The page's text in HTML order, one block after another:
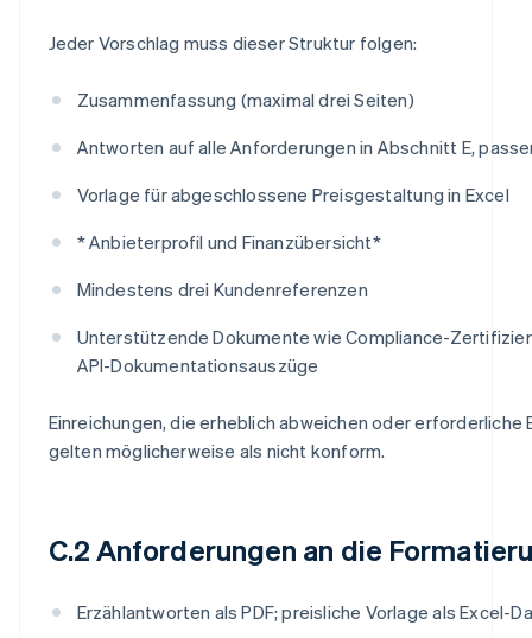
Jeder Vorschlag muss dieser Struktur folgen:
Zusammenfassung (maximal drei Seiten)
Antworten auf alle Anforderungen in Abschnitt E,
Vorlage für abgeschlossene Preisgestaltung in Excel
* Anbieterprofil und Finanzübersicht*
Mindestens drei Kundenreferenzen
Unterstützende Dokumente wie Compliance-
API-Dokumentationsauszüge
Einreichungen, die erheblich abweichen oder erforderliche
gelten möglicherweise als nicht konform.
C.2 Anforderungen an die
Erzählantworten als PDF; preisliche Vorlage als Excel-